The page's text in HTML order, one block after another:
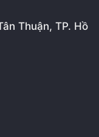
Thuận, TP. Hồ